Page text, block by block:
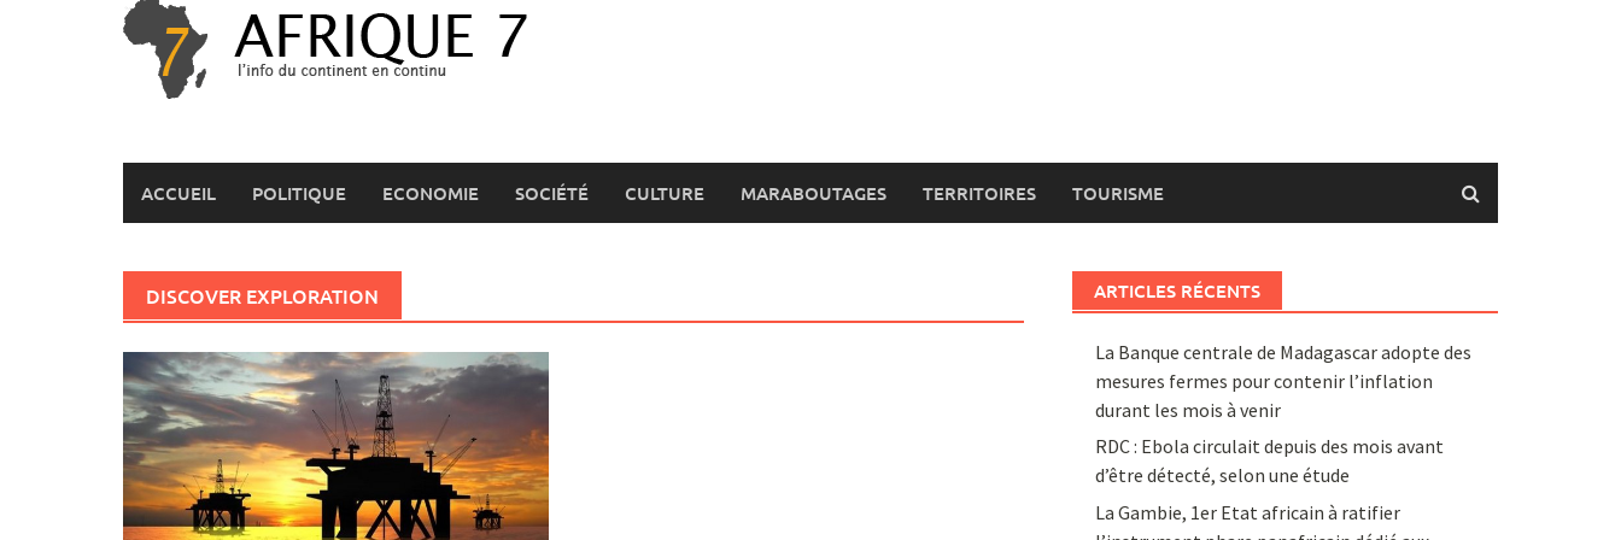
ACCUEIL POLITIQUE ECONOMIE SOCIÉTÉ CULTURE MARABOUTAGES TERRITOIRES TOURISME
DISCOVER EXPLORATION ARTICLES RÉCENTS
La Banque centrale de Madagascar adopte des
mesures fermes pour contenir l’inflation
durant les mois à venir
RDC : Ebola circulait depuis des mois avant
d’être détecté, selon une étude
La Gambie, 1er Etat africain à ratifier